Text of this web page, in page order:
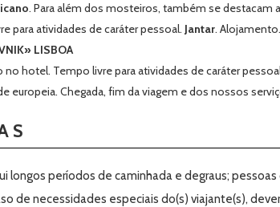
. Para além dos mosteiros, também se destacam
para atividades de caráter pessoal. Jantar. Alojamento.
LISBOA
hotel. Tempo livre para atividades de caráter
europeia. Chegada, fim da viagem e dos nossos
longos períodos de caminhada e degraus;
de necessidades especiais do(s) viajante(s),